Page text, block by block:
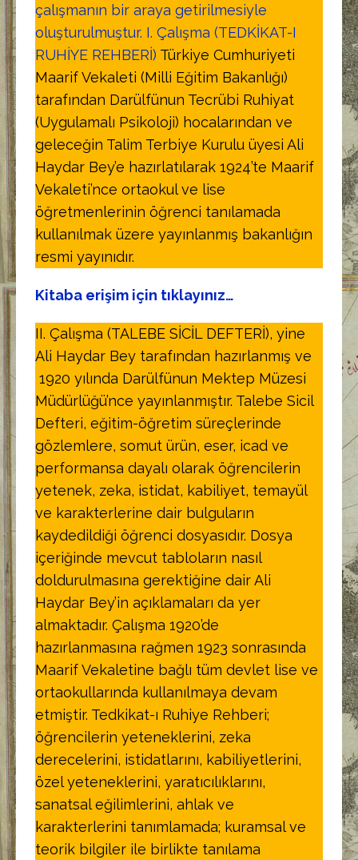
çalışmanın bir araya getirilmesiyle
oluşturulmuştur. I. Çalışma (TEDKİKAT-I
RUHİYE REHBERİ) Türkiye Cumhuriyeti
Maarif Vekaleti (Milli Eğitim Bakanlığı)
tarafından Darülfünun Tecrübi Ruhiyat
(Uygulamalı Psikoloji) hocalarından ve
geleceğin Talim Terbiye Kurulu üyesi Ali
Haydar Bey’e hazırlatılarak 1924’te Maarif
Vekaleti’nce ortaokul ve lise
öğretmenlerinin öğrenci tanılamada
kullanılmak üzere yayınlanmış bakanlığın
resmi yayınıdır.
Kitaba erişim için tıklayınız…
II. Çalışma (TALEBE SİCİL DEFTERİ), yine
Ali Haydar Bey tarafından hazırlanmış ve
1920 yılında Darülfünun Mektep Müzesi
Müdürlüğü’nce yayınlanmıştır. Talebe Sicil
Defteri, eğitim-öğretim süreçlerinde
gözlemlere, somut ürün, eser, icad ve
performansa dayalı olarak öğrencilerin
yetenek, zeka, istidat, kabiliyet, temayül
ve karakterlerine dair bulguların
kaydedildiği öğrenci dosyasıdır. Dosya
içeriğinde mevcut tabloların nasıl
doldurulmasına gerektiğine dair Ali
Haydar Bey’in açıklamaları da yer
almaktadır. Çalışma 1920’de
hazırlanmasına rağmen 1923 sonrasında
Maarif Vekaletine bağlı tüm devlet lise ve
ortaokullarında kullanılmaya devam
etmiştir. Tedkikat-ı Ruhiye Rehberi;
öğrencilerin yeteneklerini, zeka
derecelerini, istidatlarını, kabiliyetlerini,
özel yeteneklerini, yaratıcılıklarını,
sanatsal eğilimlerini, ahlak ve
karakterlerini tanımlamada; kuramsal ve
teorik bilgiler ile birlikte tanılama